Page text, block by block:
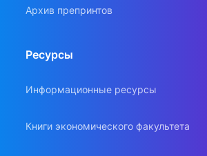
Архив препринтов
Ресурсы
Информационные ресурсы
Книги экономического факультета